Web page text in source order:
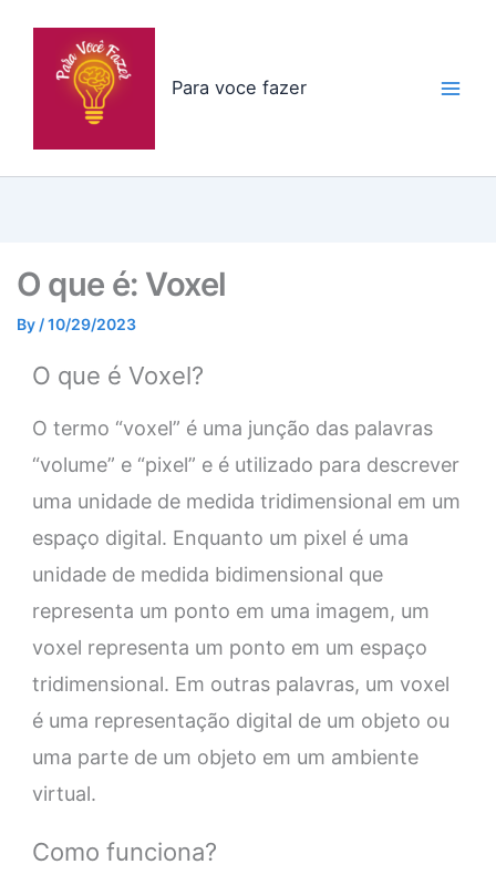
Para voce fazer
O que é: Voxel
By /10/29/2023
O que é Voxel?
O termo “voxel” é uma junção das palavras
“volume” e “pixel” e é utilizado para descrever
uma unidade de medida tridimensional em um
espaço digital. Enquanto um pixel é uma
unidade de medida bidimensional que
representa um ponto em uma imagem, um
voxel representa um ponto em um espaço
tridimensional. Em outras palavras, um voxel
é uma representação digital de um objeto ou
uma parte de um objeto em um ambiente
virtual.
Como funciona?